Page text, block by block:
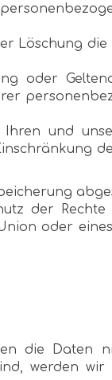
Löschung die
oder
und
der
oder
die Daten
werden